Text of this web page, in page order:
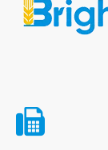
